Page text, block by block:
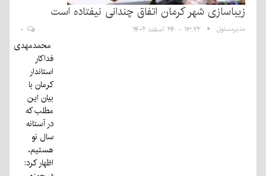
زیباسازی شهر کرمان اتفاق چندانی نیفتاده است
مدیرمسئول ۱۳:۲۲ - ۲۴ اسفند ۱۴۰۲
محمدمهدی
فداکار
استاندار
کرمان با
بیان این
مطلب که
در آستانه
سال نو
هستیم،
اظهار کرد: